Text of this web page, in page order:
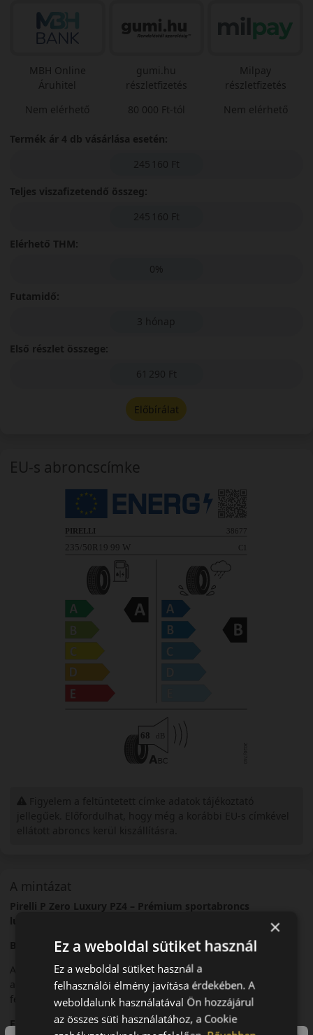
A mintázat
Pirelli P Zero Luxury PZ4 – Prémium sportabroncs
luxusautókhoz
Bevezető
A Pirelli P Zero Luxury PZ4 egy prémium nyári sportabroncs,
amelyet luxus- és nagy teljesítményű járművekhez
fejlesztettek.
Futófelület és tapadás
MBH Online
Áruhitel
Nem elérhető
gumi.hu
részletfizetés
80 000 Ft-tól
Milpay
részletfizetés
Nem elérhető
Termék ár 4 db vásárlása esetén:
245 160 Ft
Teljes viszafizetendő összeg:
245 160 Ft
Elérhető THM:
0%
Futamidő:
3 hónap
Első részlet összege:
61 290 Ft
Előbírálat
EU-s abroncscímke
×
Ez a weboldal sütiket használ
Ez a weboldal sütiket használ a
felhasználói élmény javítása érdekében. A
weboldalunk használatával Ön hozzájárul
az összes süti használatához, a Cookie